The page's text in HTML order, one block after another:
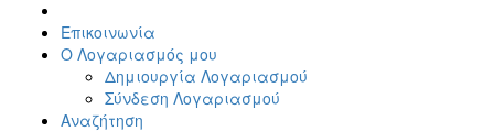
Επικοινωνία
Ο Λογαριασμός μου
Δημιουργία Λογαριασμού
Σύνδεση Λογαριασμού
Αναζήτηση